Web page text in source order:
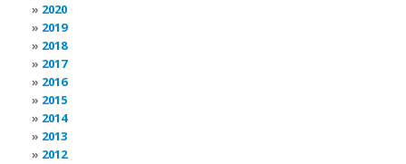
2020
2019
2018
2017
2016
2015
2014
2013
2012